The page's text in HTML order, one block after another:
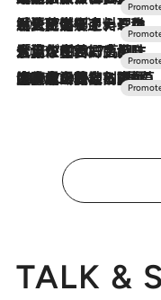
2026.7.24
【夏限定ディナーコース】旬を迎える稚鮎や花ズッキーニなどをイタリア・トスカーナの郷土料理の手法で満喫！
2026.7.17
「土佐和ハーブかき氷」がOMO7高知に登場！生姜、山椒、大葉など目にも舌にも涼を呼ぶ郷土の味
2026.7.10
NEW OPEN！【界 草津】名湯の地に誕生。趣の異なる2種の温泉と上州ならではの会席・蕎麦割烹など美食を味わう究極の癒やし旅
TALK &